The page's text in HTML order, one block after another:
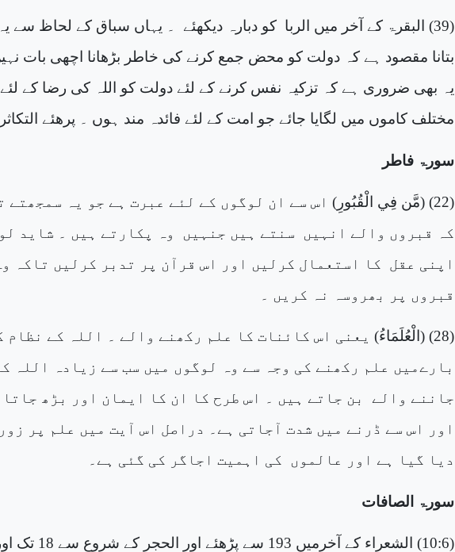
(39) البقرۃ کے آخر میں الربا کو دبارہ دیکھئے
۔ یہاں سباق کے لحاظ سے یہ
بتانا مقصود ہے کہ دولت کو محض جمع کرنے کی خاطر بڑھانا اچھی بات
یہ بھی ضروری ہے کہ تزکیہ نفس کرنے کے لئے دولت کو اللہ کی رضا کے
مختلف کاموں میں لگایا جائے جو امت کے لئے فائدہ مند ہوں ۔ پرھئے
التکاثر
سورۃ فاطر
(22) ( مَّن فِي الْقُبُورِ ) اس سے ان لوگوں کے لئے عبرت ہے جو یہ سمجھتے
کہ قبروں والے انہیں
سنتے ہیں جنہیں
وہ پکارتے ہیں ۔ شاید
اپنی عقل
کا استعمال کرلیں اور اس قرآن پر تدبر کرلیں تاکہ وہ
قبروں پر بھروسہ نہ کریں ۔
(28) ( الْعُلَمَاءُ) یعنی اس کائنات کا علم رکھنے والے ۔ اللہ کے نظام
بارےمیں علم رکھنے کی وجہ سے وہ لوگوں میں سب سے زیادہ اللہ
جاننے والے
بن جاتے ہیں ۔ اس طرح کا ان کا ایمان اور بڑھ
اور اس سے ڈرنے میں شدت آجاتی ہے۔ دراصل اس آیت میں علم پر زور
دیا گیا ہے اور عالموں
کی اہمیت اجاگر کی گئی ہے۔
سورۃ الصافات
(10:6) الشعراء کے آخرمیں 193 سے پڑھئے اور الحجر کے شروع سے 18 تک اور